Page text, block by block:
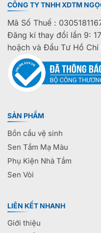
CÔNG TY TNHH XDTM
Mã Số Thuế :
Đăng kí thay đổi lần 9:
hoặch và Đầu Tư Hồ Chí
SẢN PHẨM
Bồn cầu vệ sinh
Sen Tắm Mạ Màu
Phụ Kiện Nhà Tắm
Sen Vòi
LIÊN KẾT NHANH
Giới thiệu